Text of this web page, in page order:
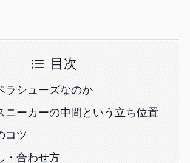
目次
ラシューズなのか
ニーカーの中間という立ち位置
コツ
・合わせ方